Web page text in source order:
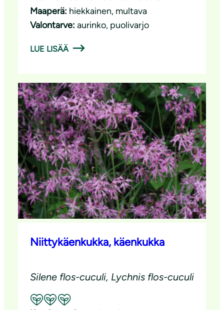
Maaperä: hiekkainen, multava
Valontarve: aurinko, puolivarjo
LUE LISÄÄ
Niittykäenkukka, käenkukka
Silene flos-cuculi, Lychnis flos-cuculi
Suositeltavuus: Erinomainen pölyttäjäkasvi